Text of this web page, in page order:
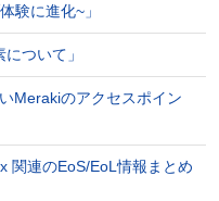
験に進化~」
ついて」
Merakiのアクセスポイン
関連のEoS/EoL情報まとめ